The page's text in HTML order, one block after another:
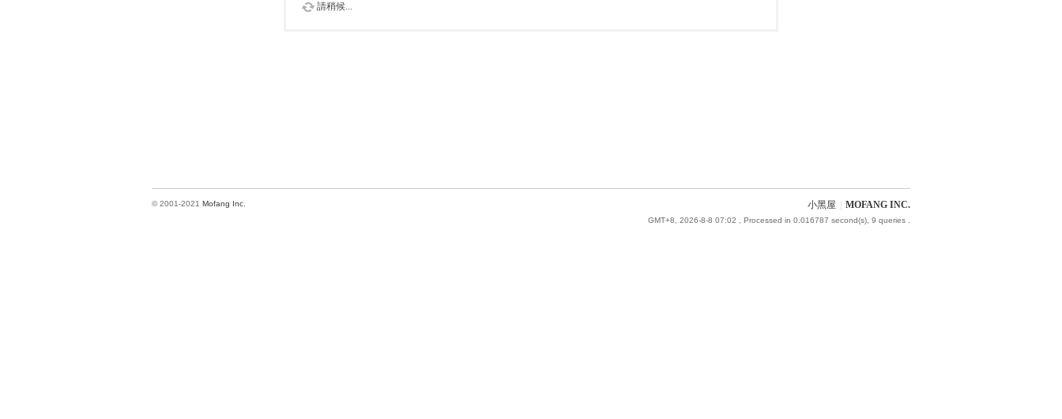
請稍候...
小黑屋 MOFANG INC.
GMT+8, 2026-8-8 07:02 , Processed in 0.016787 second(s), 9 queries .
© 2001-2021 Mofang Inc.